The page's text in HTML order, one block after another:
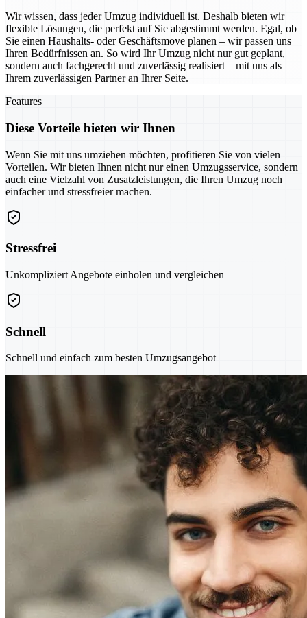
Wir wissen, dass jeder Umzug individuell ist. Deshalb bieten wir
flexible Lösungen, die perfekt auf Sie abgestimmt werden. Egal, ob
Sie einen Haushalts- oder Geschäftsmove planen – wir passen uns
Ihren Bedürfnissen an. So wird Ihr Umzug nicht nur gut geplant,
sondern auch fachgerecht und zuverlässig realisiert – mit uns als
Ihrem zuverlässigen Partner an Ihrer Seite.
Features
Diese Vorteile bieten wir Ihnen
Wenn Sie mit uns umziehen möchten, profitieren Sie von vielen
Vorteilen. Wir bieten Ihnen nicht nur einen Umzugsservice, sondern
auch eine Vielzahl von Zusatzleistungen, die Ihren Umzug noch
einfacher und stressfreier machen.
Stressfrei
Unkompliziert Angebote einholen und vergleichen
Schnell
Schnell und einfach zum besten Umzugsangebot